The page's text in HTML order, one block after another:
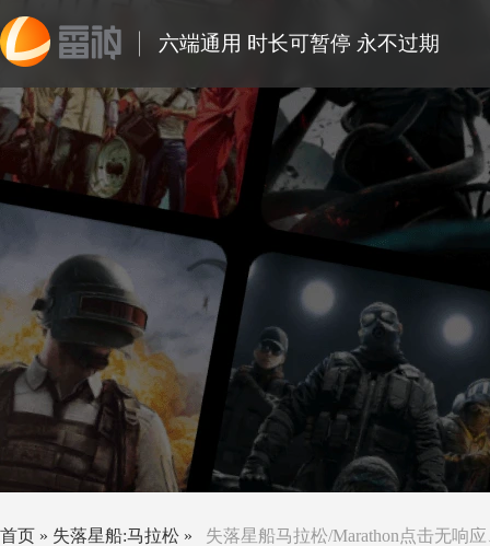
六端通用 时长可暂停 永不过期
首页 » 失落星船:马拉松 » 失落星船马拉松/Marathon点击无响